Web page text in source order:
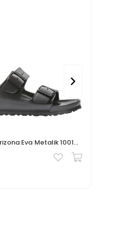
Birkenstock Arizona Eva Metalik 1001497